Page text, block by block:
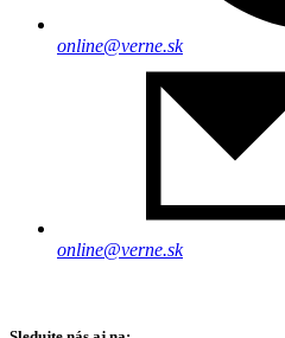
online@verne.sk
online@verne.sk